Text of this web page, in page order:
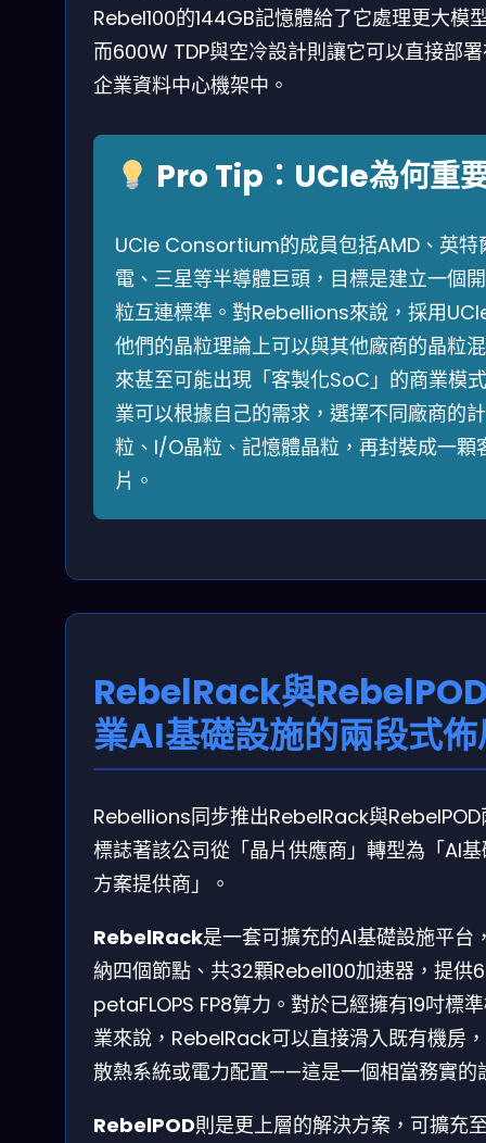
Rebel100的144GB記憶體給了它處理更大模
而600W TDP與空冷設計則讓它可以直接部
企業資料中心機架中。
Pro Tip：UCIe為何重
UCIe Consortium的成員包括AMD、英特
電、三星等半導體巨頭，目標是建立一個
粒互連標準。對Rebellions來說，採用
他們的晶粒理論上可以與其他廠商的晶粒
來甚至可能出現「客製化SoC」的商業模
業可以根據自己的需求，選擇不同廠商的
粒、I/O晶粒、記憶體晶粒，再封裝成一顆
片。
RebelRack與
業AI基礎設施的兩段式
Rebellions同步推出RebelRack與RebelPOD
標誌著該公司從「晶片供應商」轉型為「AI
方案提供商」。
RebelRack是一套可擴充的AI基礎設施平台
納四個節點、共32顆Rebel100加速器，提供
petaFLOPS FP8算力。對於已經擁有19吋標
業來說，RebelRack可以直接滑入既有機房
散熱系統或電力配置——這是一個相當務實的
RebelPOD則是更上層的解決方案，可擴充